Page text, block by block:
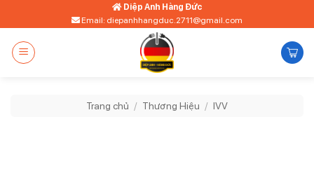
qua
dung
Diệp Anh Hàng Đức
Email: diepanhhangduc.2711@gmail.com
Trang chủ / Thương Hiệu / IVV